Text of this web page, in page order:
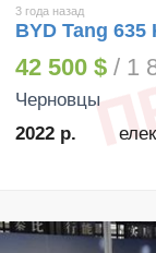
3 года назад
BYD Tang 635
42 500 $ / 1
Черновцы
2022 р.